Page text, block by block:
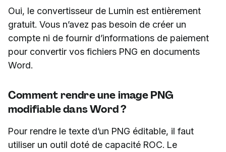
Oui, le convertisseur de Lumin est entièrement
gratuit. Vous n’avez pas besoin de créer un
compte ni de fournir d’informations de paiement
pour convertir vos fichiers PNG en documents
Word.
Comment rendre une image PNG
modifiable dans Word ?
Pour rendre le texte d’un PNG éditable, il faut
utiliser un outil doté de capacité ROC. Le